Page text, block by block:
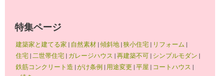
特集ページ
建築家と建てる家 | 自然素材|傾斜地|狭小住宅| リフォーム |
住宅| 二世帯住宅| ガレージハウス |再建築不可| シンプルモダン |
鉄筋コンクリート造 |がけ条例 | 用途変更 |平屋 | コートハウス |